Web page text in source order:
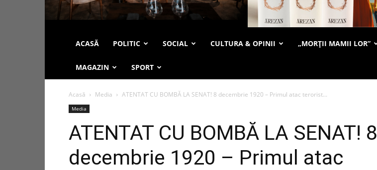
ACASĂ POLITIC SOCIAL CULTURA & OPINII „MORȚII MAMII LOR”
MAGAZIN SPORT
Acasă Media ATENTAT CU BOMBĂ LA SENAT! 8 decembrie 1920 – Primul atac terorist...
Media
ATENTAT CU BOMBĂ LA SENAT! 8
decembrie 1920 – Primul atac